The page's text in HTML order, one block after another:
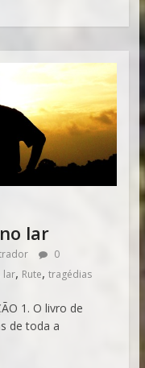
lar
0
lar, Rute, tragédias
1. O livro de
de toda a